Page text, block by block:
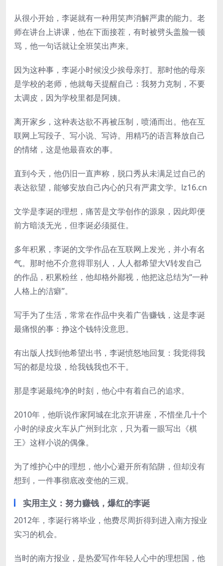
从很小开始，李诞就有一种用笑声消解严肃的能力。老
师在讲台上讲课，他在下面接茬，有时被劈头盖脸一顿
骂，他一句话就让全班笑出声来。
因为这种事，李诞小时候没少挨母亲打。那时他的母亲
是学校的老师，他就每天提醒自己：我努力克制，不要
太调皮，因为学校里都是阿姨。
离开家乡，这种表达欲不再被压制，喷涌而出。他在互
联网上写段子、写小说、写诗。用精巧的语言释放自己
的情绪，这是他最喜欢的事。
直到今天，他仍旧一直声称，脱口秀从未满足过自己的
表达欲望，能够安放自己内心的只有严肃文学。lz16.cn
文学是李诞的理想，痛苦是文学创作的源泉，因此即便
前方暗淡无光，但李诞必须挺住。
多年积累，李诞的文学作品在互联网上发光，并小有名
气。那时他不介意得罪别人，人人都希望大V转发自己
的作品，积累粉丝，他却格外鄙视，他把这总结为“一种
人格上的洁癖”。
写手为了生活，常常在作品中夹着广告赚钱，这是李诞
最痛恨的事：挣这个钱特没意思。
有出版人找到他希望出书，李诞愤怒地回复：我觉得我
写的都是垃圾，给我钱我也不干。
那是李诞最纯净的时刻，他心中有着自己的追求。
2010年，他听说作家阿城在北京开讲座，不惜坐几十个
小时的绿皮火车从广州到北京，只为看一眼写出《棋
王》这样小说的偶像。
为了维护心中的理想，他小心避开所有陷阱，但却没有
想到，一件事彻底改变他的三观。
实用主义：努力赚钱，爆红的李诞
2012年，李诞行将毕业，他费尽周折得到进入南方报业
实习的机会。
当时的南方报业，是热爱写作年轻人心中的理想国，他